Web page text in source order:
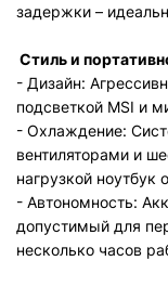
задержки –
Стиль и
- Дизайн:
подсветкой MSI и
- Охлаждение:
вентиляторами и
нагрузкой ноутбук
- Автономность:
допустимый для
несколько часов